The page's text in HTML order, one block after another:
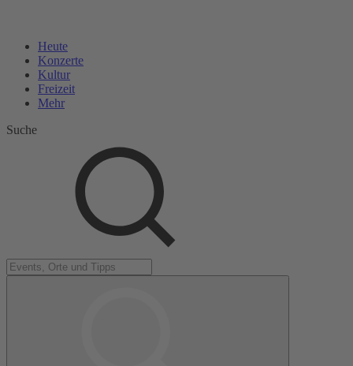
Heute
Konzerte
Kultur
Freizeit
Mehr
Suche